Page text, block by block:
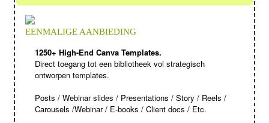
EENMALIGE AANBIEDING
1250+ High-End Canva Templates.
Direct toegang tot een bibliotheek vol strategisch
ontworpen templates.
Posts / Webinar slides / Presentations / Story / Reels /
Carousels /Webinar / E-books / Client docs / Etc.